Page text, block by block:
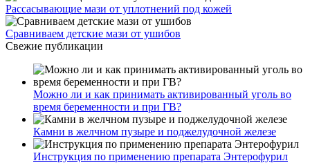
Рассасывающие мази от уплотнений под кожей
Сравниваем детские мази от ушибов
Свежие публикации
Можно ли и как принимать активированный уголь во
время беременности и при ГВ?
Камни в желчном пузыре и поджелудочной железе
Инструкция по применению препарата Энтерофурил